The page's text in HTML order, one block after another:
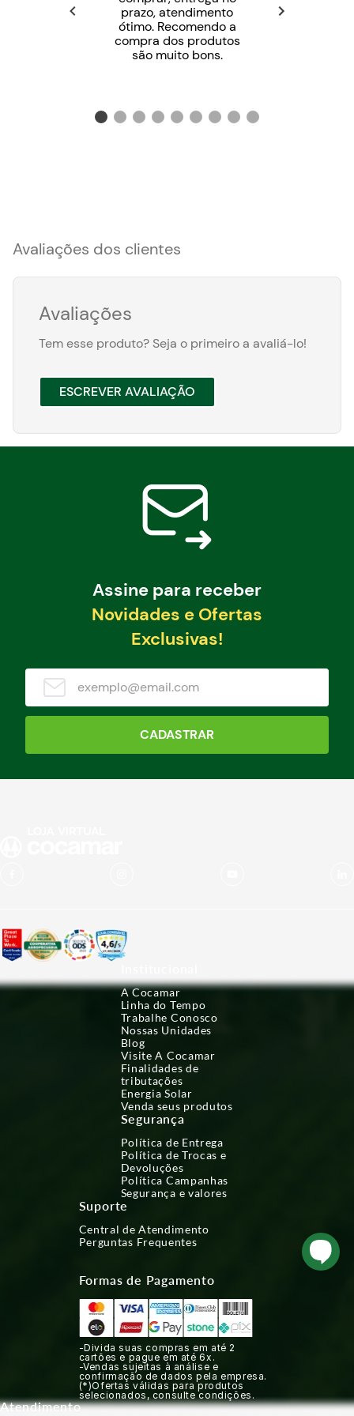
compridas avental impermeável e botas. Ao
contato do produto com a pele lave-a
imediatamente. Em caso de intoxicação humana
ou animal chamar imediatamente o Médico ou o
prazo, atendimento
ótimo. Recomendo a
compra dos produtos
são muito bons.
Avaliações dos clientes
Avaliações
Tem esse produto? Seja o primeiro a avaliá-lo!
ESCREVER AVALIAÇÃO
Assine para receber
Novidades e Ofertas
Exclusivas!
CADASTRAR
A Cocamar
Linha do Tempo
Trabalhe Conosco
Nossas Unidades
Blog
Visite A Cocamar
Finalidades de
tributações
Energia Solar
Venda seus produtos
Segurança
Política de Entrega
Política de Trocas e
Devoluções
Política Campanhas
Segurança e valores
Suporte
Central de Atendimento
Perguntas Frequentes
Formas de Pagamento
-Divida suas compras em até 2
cartões e pague em até 6x.
-Vendas sujeitas à análise e
confirmação de dados pela empresa.
(*)Ofertas válidas para produtos
selecionados, consulte condições.
Atendimento